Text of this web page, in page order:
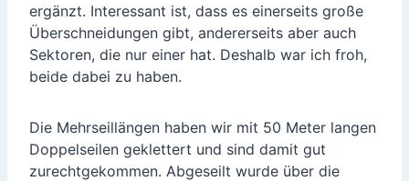
ergänzt. Interessant ist, dass es einerseits große
Überschneidungen gibt, andererseits aber auch
Sektoren, die nur einer hat. Deshalb war ich froh,
beide dabei zu haben.
Die Mehrseillängen haben wir mit 50 Meter langen
Doppelseilen geklettert und sind damit gut
zurechtgekommen. Abgeseilt wurde über die